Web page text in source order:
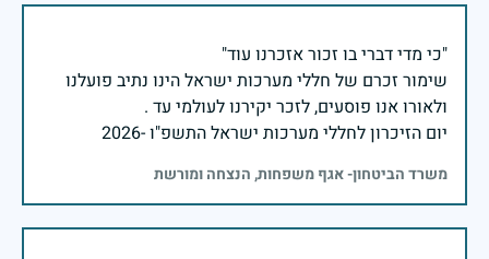
שימור זכרם של חללי מערכות ישראל הינו נתיב פועלנו
יום הזיכרון לחללי מערכות ישראל התשפ"ו -2026
משרד הביטחון- אגף משפחות, הנצחה ומורשת